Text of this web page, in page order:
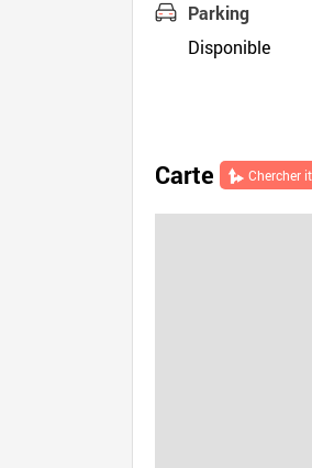
Parking
Disponible
Carte Chercher